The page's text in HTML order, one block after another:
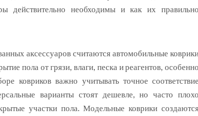
действительно необходимы и как их правильно
аксессуаров считаются автомобильные
пола от грязи, влаги, песка и реагентов, особенно
ковриков важно учитывать точное соответствие
варианты стоят дешевле, но часто плохо
участки пола. Модельные коврики